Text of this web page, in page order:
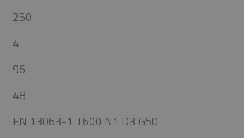
250
4
96
48
EN 13063-1 T600 N1 D3 G50